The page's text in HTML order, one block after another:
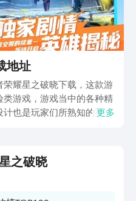
地址
耀星之破晓下载，这款游
游戏，游戏当中的各种精
也是玩家们所熟知的英更多
之破晓